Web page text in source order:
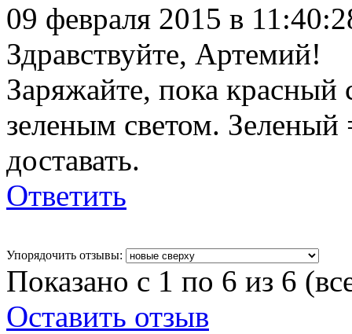
09 февраля 2015 в
Здравствуйте, Артемий!
Заряжайте, пока красный
зеленым светом. Зеленый
доставать.
Ответить
Упорядочить отзывы:
Показано с 1 по 6 из 6
Оставить отзыв